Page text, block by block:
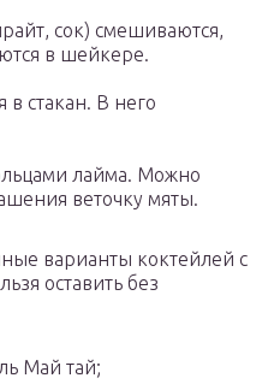
сок) смешиваются,
в шейкере.
в стакан. В него
лайма. Можно
веточку мяты.
варианты коктейлей с
оставить без
Май тай;